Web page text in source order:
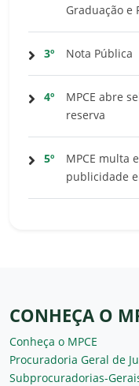
Graduação e
3º Nota Pública
4º
MPCE abre
reserva
5º
MPCE multa
publicidade
CONHEÇA O
Conheça o MPCE
Procuradoria Geral de
Subprocuradorias-